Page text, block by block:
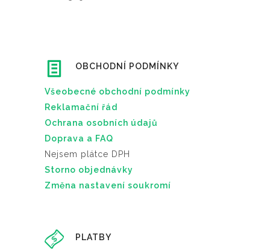
OBCHODNÍ PODMÍNKY
Všeobecné obchodní podmínky
Reklamační řád
Ochrana osobních údajů
Doprava a FAQ
Nejsem plátce DPH
Storno objednávky
Změna nastavení soukromí
PLATBY